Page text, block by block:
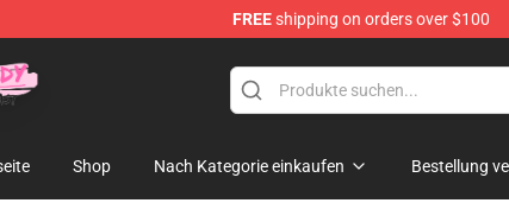
FREEshipping on orders over $100
Merchandise Shop
Shop Nach Kategorie einkaufen Bestellung